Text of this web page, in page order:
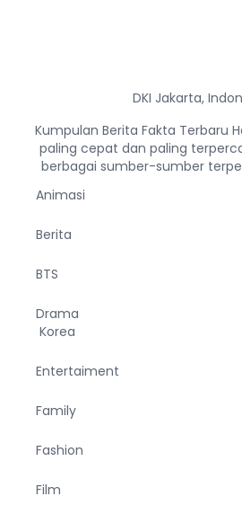
DKI Jakarta,
Kumpulan Berita Fakta Terbaru
paling cepat dan paling
berbagai sumber-sumber
Animasi
Berita
BTS
Drama
Korea
Entertaiment
Family
Fashion
Film